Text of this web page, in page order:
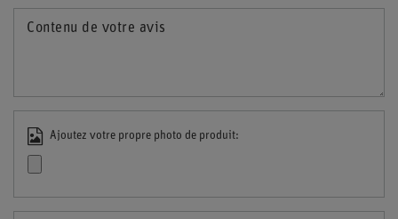
Contenu de votre avis
Ajoutez votre propre photo de produit: